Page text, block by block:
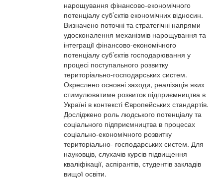
нарощування фінансово-економічного
потенціалу суб’єктів економічних відносин.
Визначено поточні та стратегічні напрями
удосконалення механізмів нарощування та
інтеграції фінансово-економічного
потенціалу суб’єктів господарювання у
процесі поступального розвитку
територіально-господарських систем.
Окреслено основні заходи, реалізація яких
стимулюватиме розвиток підприємництва в
Україні в контексті Європейських стандартів.
Досліджено роль людського потенціалу та
соціального підприємництва в процесах
соціально-економічного розвитку
територіально- господарських систем. Для
науковців, слухачів курсів підвищення
кваліфікації, аспірантів, студентів закладів
вищої освіти.